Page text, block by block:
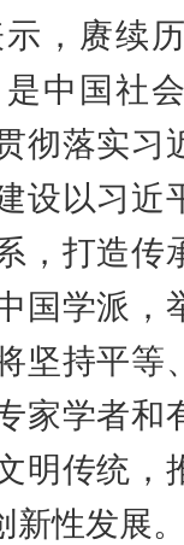
赓续历
中国社
彻落实习
设以习近
，打造传
国学派，
坚持平等
家学者和
明传统，
新性发展